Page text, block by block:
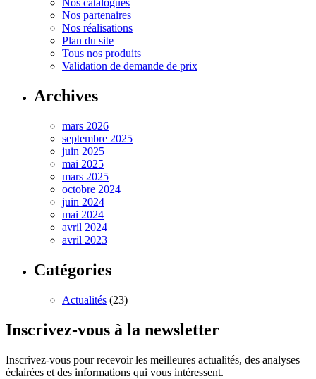
Nos catalogues
Nos partenaires
Nos réalisations
Plan du site
Tous nos produits
Validation de demande de prix
Archives
mars 2026
septembre 2025
juin 2025
mai 2025
mars 2025
octobre 2024
juin 2024
mai 2024
avril 2024
avril 2023
Catégories
Actualités (23)
Inscrivez-vous à la newsletter
Inscrivez-vous pour recevoir les meilleures actualités, des analyses
éclairées et des informations qui vous intéressent.